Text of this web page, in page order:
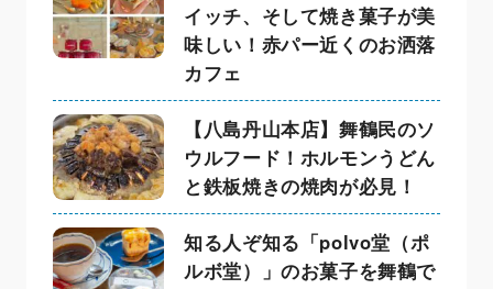
イッチ、そして焼き菓子が美
味しい！赤パー近くのお洒落
カフェ
【八島丹山本店】舞鶴民のソ
ウルフード！ホルモンうどん
と鉄板焼きの焼肉が必見！
知る人ぞ知る「polvo堂（ポ
ルボ堂）」のお菓子を舞鶴で